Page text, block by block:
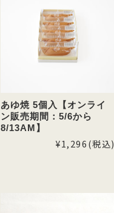
あゆ焼 5個入【オンライ
ン販売期間：5/6から
8/13AM】
¥1,296(税込)